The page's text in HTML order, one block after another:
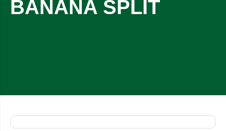
BANANA SPLIT